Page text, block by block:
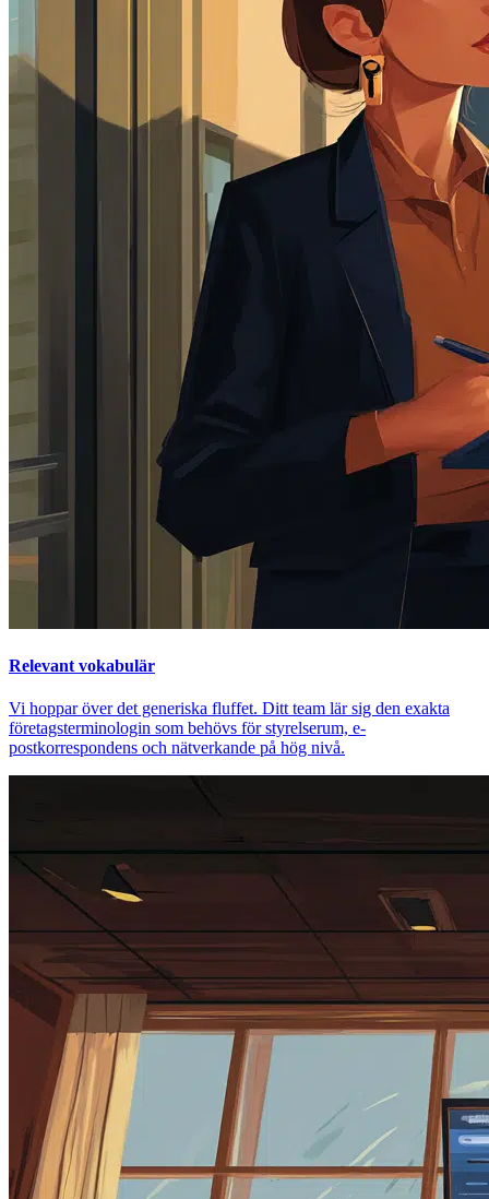
Relevant vokabulär
Vi hoppar över det generiska fluffet. Ditt team lär sig den exakta
företagsterminologin som behövs för styrelserum, e-
postkorrespondens och nätverkande på hög nivå.